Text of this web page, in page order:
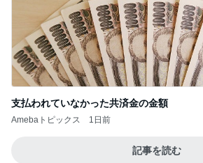
支払われていなかった共済金の金額
Amebaトピックス 1日前
記事を読む